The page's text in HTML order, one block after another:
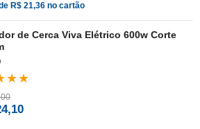
R$ 21,36 no cartão
de Cerca Viva Elétrico 600w Corte